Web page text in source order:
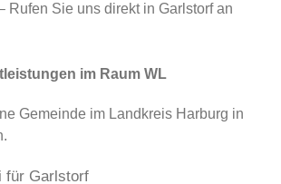
Rufen Sie uns direkt in Garlstorf an
im Raum WL
Gemeinde im Landkreis Harburg in
für Garlstorf